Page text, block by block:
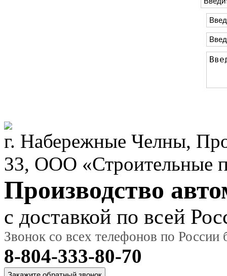
г. Набережные Челны,
33, ООО «Строительные
Производство
с доставкой по всей
Звонок со всех телефонов по России
8-804-333-80-70